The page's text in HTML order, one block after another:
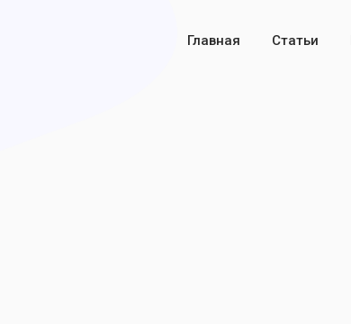
Главная Статьи